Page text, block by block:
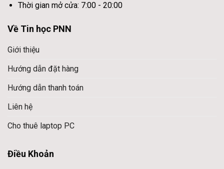
Thời gian mở cửa: 7:00 - 20:00
Về Tin học PNN
Giới thiệu
Hướng dẫn đặt hàng
Hướng dẫn thanh toán
Liên hệ
Cho thuê laptop PC
Điều Khoản